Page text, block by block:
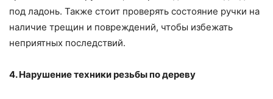
под ладонь. Также стоит проверять состояние ручки на
наличие трещин и повреждений, чтобы избежать
неприятных последствий.
4. Нарушение техники резьбы по дереву